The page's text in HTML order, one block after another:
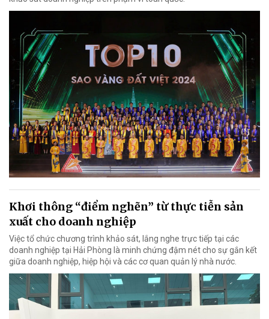
Khơi thông “điểm nghẽn” từ thực tiễn sản
xuất cho doanh nghiệp
Việc tổ chức chương trình khảo sát, lắng nghe trực tiếp tại các
doanh nghiệp tại Hải Phòng là minh chứng đậm nét cho sự gắn kết
giữa doanh nghiệp, hiệp hội và các cơ quan quản lý nhà nước.